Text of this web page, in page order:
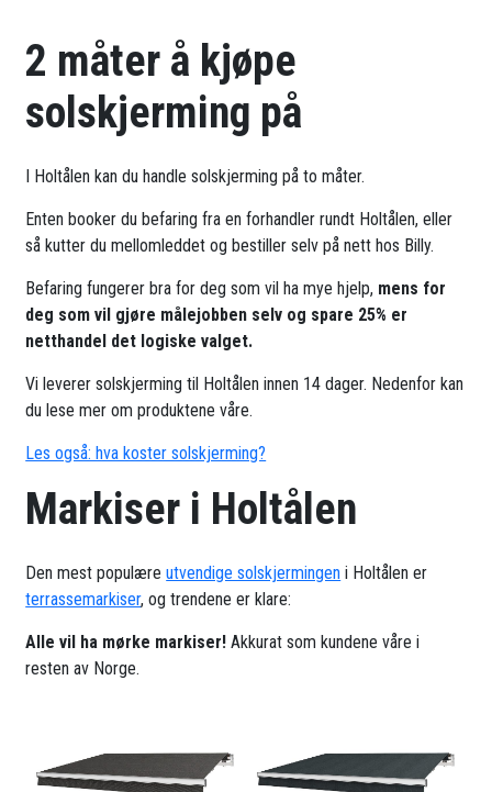
2 måter å kjøpe
solskjerming på
I Holtålen kan du handle solskjerming på to måter.
Enten booker du befaring fra en forhandler rundt Holtålen, eller
så kutter du mellomleddet og bestiller selv på nett hos Billy.
Befaring fungerer bra for deg som vil ha mye hjelp, mens for
deg som vil gjøre målejobben selv og spare 25% er
netthandel det logiske valget.
Vi leverer solskjerming til Holtålen innen 14 dager. Nedenfor kan
du lese mer om produktene våre.
Les også: hva koster solskjerming?
Markiser i Holtålen
Den mest populæreutvendige solskjermingen i Holtålen er
terrassemarkiser, og trendene er klare:
Alle vil ha mørke markiser! Akkurat som kundene våre i
resten av Norge.